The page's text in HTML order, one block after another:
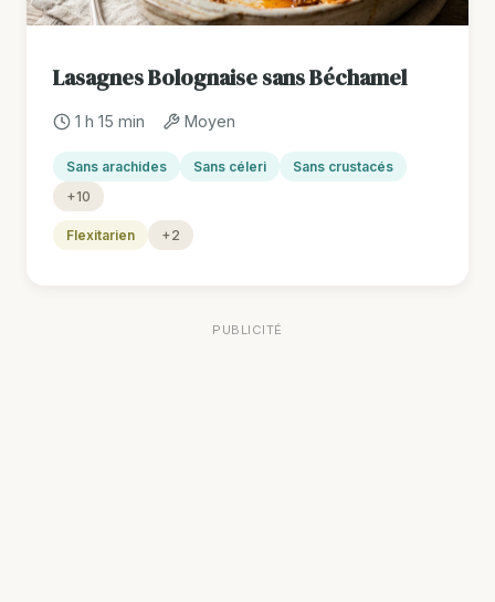
Lasagnes Bolognaise sans Béchamel
1 h 15 min Moyen
Sans arachides Sans céleri
Sans crustacés
+10
Flexitarien +2
PUBLICITÉ